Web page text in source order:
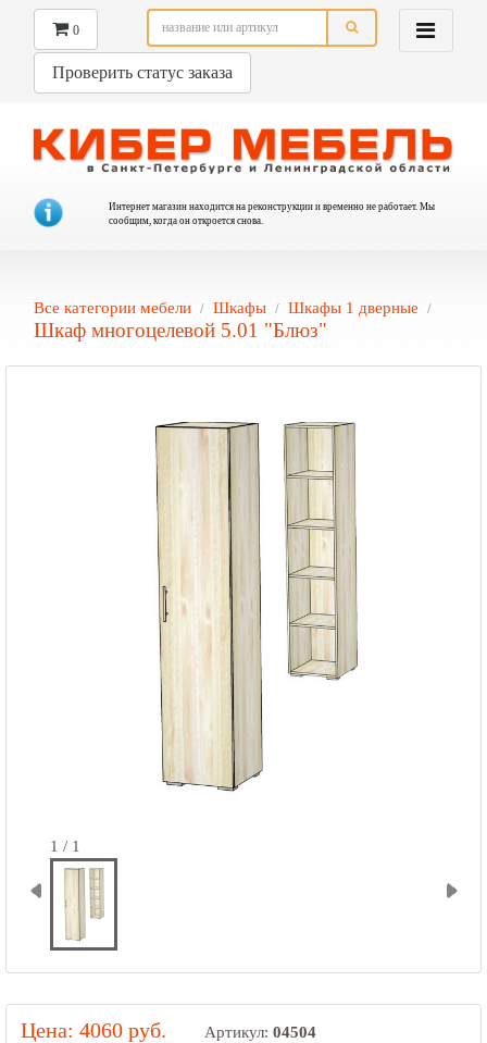
0
Проверить статус заказа
Интернет магазин находится на реконструкции и временно не работает. Мы
сообщим, когда он откроется снова.
Все категории мебели Шкафы Шкафы 1 дверные
Шкаф многоцелевой 5.01 "Блюз"
1 / 1
Цена: 4060 руб. Артикул: 04504